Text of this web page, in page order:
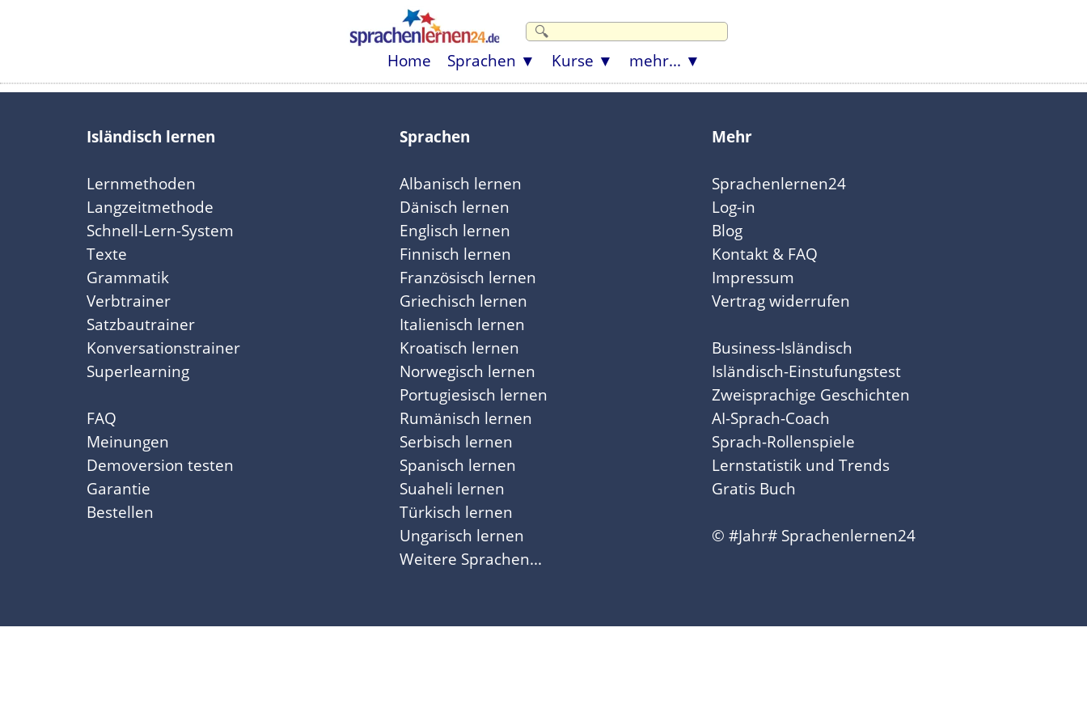
Home Sprachen Kurse mehr...
Isländisch lernen
Lernmethoden
Langzeitmethode
Schnell-Lern-System
Texte
Grammatik
Verbtrainer
Satzbautrainer
Konversationstrainer
Superlearning
FAQ
Meinungen
Demoversion testen
Garantie
Bestellen
Sprachen
Albanisch lernen
Dänisch lernen
Englisch lernen
Finnisch lernen
Französisch lernen
Griechisch lernen
Italienisch lernen
Kroatisch lernen
Norwegisch lernen
Portugiesisch lernen
Rumänisch lernen
Serbisch lernen
Spanisch lernen
Suaheli lernen
Türkisch lernen
Ungarisch lernen
Weitere Sprachen...
Mehr
Sprachenlernen24
Log-in
Blog
Kontakt & FAQ
Impressum
Vertrag widerrufen
Business-Isländisch
Isländisch-Einstufungstest
Zweisprachige Geschichten
AI-Sprach-Coach
Sprach-Rollenspiele
Lernstatistik und Trends
Gratis Buch
© #Jahr# Sprachenlernen24